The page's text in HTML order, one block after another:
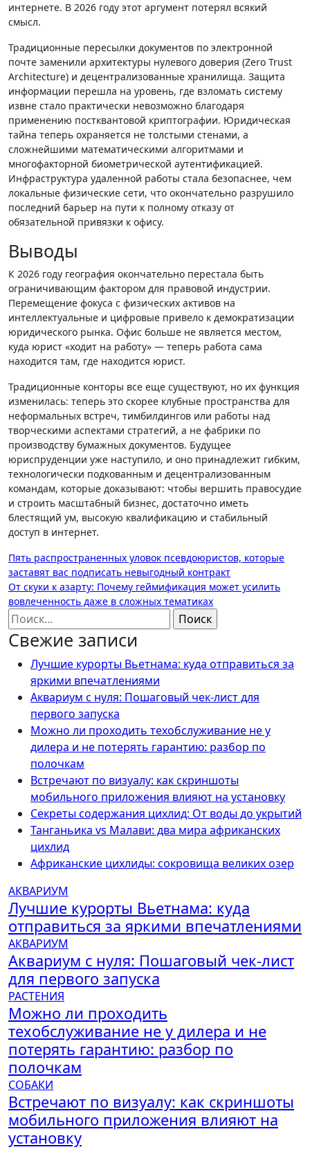
интернете. В 2026 году этот аргумент потерял всякий
смысл.
Традиционные пересылки документов по электронной
почте заменили архитектуры нулевого доверия (Zero Trust
Architecture) и децентрализованные хранилища. Защита
информации перешла на уровень, где взломать систему
извне стало практически невозможно благодаря
применению постквантовой криптографии. Юридическая
тайна теперь охраняется не толстыми стенами, а
сложнейшими математическими алгоритмами и
многофакторной биометрической аутентификацией.
Инфраструктура удаленной работы стала безопаснее, чем
локальные физические сети, что окончательно разрушило
последний барьер на пути к полному отказу от
обязательной привязки к офису.
Выводы
К 2026 году география окончательно перестала быть
ограничивающим фактором для правовой индустрии.
Перемещение фокуса с физических активов на
интеллектуальные и цифровые привело к демократизации
юридического рынка. Офис больше не является местом,
куда юрист «ходит на работу» — теперь работа сама
находится там, где находится юрист.
Традиционные конторы все еще существуют, но их функция
изменилась: теперь это скорее клубные пространства для
неформальных встреч, тимбилдингов или работы над
творческими аспектами стратегий, а не фабрики по
производству бумажных документов. Будущее
юриспруденции уже наступило, и оно принадлежит гибким,
технологически подкованным и децентрализованным
командам, которые доказывают: чтобы вершить правосудие
и строить масштабный бизнес, достаточно иметь
блестящий ум, высокую квалификацию и стабильный
доступ в интернет.
Навигация
по
записям
Пять распространенных уловок псевдоюристов, которые
заставят вас подписать невыгодный контракт
От скуки к азарту: Почему геймификация может усилить
вовлеченность даже в сложных тематиках
Найти:
Свежие записи
Лучшие курорты Вьетнама: куда отправиться за
яркими впечатлениями
Аквариум с нуля: Пошаговый чек-лист для
первого запуска
Можно ли проходить техобслуживание не у
дилера и не потерять гарантию: разбор по
полочкам
Встречают по визуалу: как скриншоты
мобильного приложения влияют на установку
Секреты содержания цихлид: От воды до укрытий
Танганьика vs Малави: два мира африканских
цихлид
Африканские цихлиды: сокровища великих озер
АКВАРИУМ
Лучшие курорты Вьетнама: куда
отправиться за яркими впечатлениями
АКВАРИУМ
Аквариум с нуля: Пошаговый чек-лист
для первого запуска
РАСТЕНИЯ
Можно ли проходить
техобслуживание не у дилера и не
потерять гарантию: разбор по
полочкам
СОБАКИ
Встречают по визуалу: как скриншоты
мобильного приложения влияют на
установку